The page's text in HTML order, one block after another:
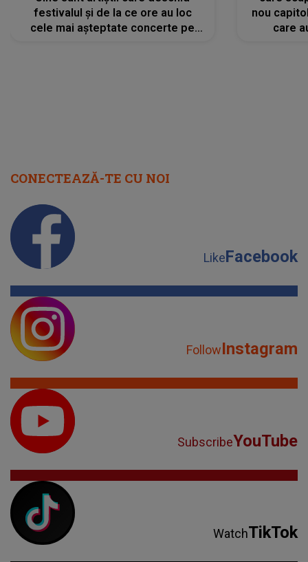
festivalul și de la ce ore au loc
cele mai așteptate concerte pe
nou
care
CONECTEAZĂ-TE CU NOI
LikeFacebook
FollowInstagram
SubscribeYouTube
WatchTikTok